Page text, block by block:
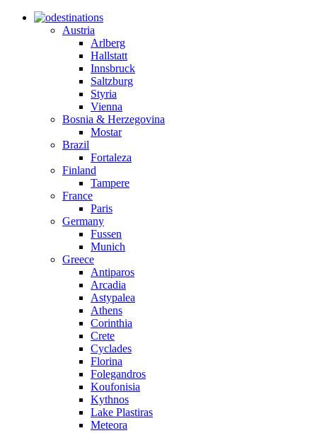
destinations
Austria
Arlberg
Hallstatt
Innsbruck
Saltzburg
Styria
Vienna
Bosnia & Herzegovina
Mostar
Brazil
Fortaleza
Finland
Tampere
France
Paris
Germany
Fussen
Munich
Greece
Antiparos
Arcadia
Astypalea
Athens
Corinthia
Crete
Cyclades
Florina
Folegandros
Koufonisia
Kythnos
Lake Plastiras
Meteora